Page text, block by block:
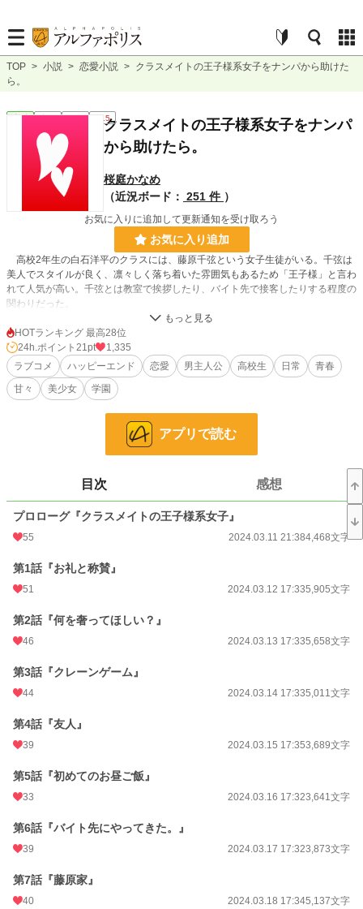
TOP > 小説 > 恋愛小説 > クラスメイトの王子様系女子をナンパから助けた
ら。
恋愛 完結 長編 R15クラスメイトの王子様系女子をナンパ
から助けたら。
桜庭かなめ
（近況ボード： 251 件 ）
お気に入りに追加して更新通知を受け取ろう
お気に入り追加
高校2年生の白石洋平のクラスには、藤原千弦という女子生徒がいる。千弦は
美人でスタイルが良く、凛々しく落ち着いた雰囲気もあるため「王子様」と言わ
れて人気が高い。千弦とは教室で挨拶したり、バイト先で接客したりする程度の
関わりだった。
とある日の放課後。バイトから帰る洋平は、駅前で男2人にナンパされている
千弦を見つける。普段は落ち着いている千弦が脚を震わせていることに気付き、
洋平は千弦をナンパから助けた。そのときに洋平に見せた笑顔は普段みんなに見
せる美しいものではなく、とても可愛らしいものだった。
ナンパから助けたことをきっかけに、洋平は千弦との関わりが増えていく。
お礼にと放課後にアイスを食べたり、昼休みに一緒にお昼ご飯を食べたり、お
※特別編5が完結しました！（2026.6.26）
※小説家になろうとカクヨムでも公開しています。
小説 25,084 位 / 228,585 件
24h.ポイント
文字数 709,153
更新日時
初回公開日時 2024.03.11 21:38
初回完結日時
週間ポイント 147 pt (28,818 位)
年間ポイント 16,168 pt (23,132 位)
HOTランキング 最高28位
24h.ポイント 21pt
1,335
ラブコメ
ハッピーエンド 恋愛 男主人公 高校生 日常
青春
甘々
美少女 学園
アプリで読む
目次 感想
プロローグ『クラスメイトの王子様系女子』
55 2024.03.11 21:384,468文字
第1話『お礼と称賛』
51 2024.03.12 17:335,905文字
第2話『何を奢ってほしい？』
46 2024.03.13 17:335,658文字
第3話『クレーンゲーム』
44 2024.03.14 17:335,011文字
第4話『友人』
39 2024.03.15 17:353,689文字
第5話『初めてのお昼ご飯』
33 2024.03.16 17:323,641文字
第6話『バイト先にやってきた。』
39 2024.03.17 17:323,873文字
第7話『藤原家』
40 2024.03.18 17:345,137文字